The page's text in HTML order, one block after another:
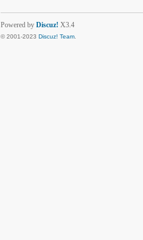
Powered by Discuz! X3.4
© 2001-2023 Discuz! Team